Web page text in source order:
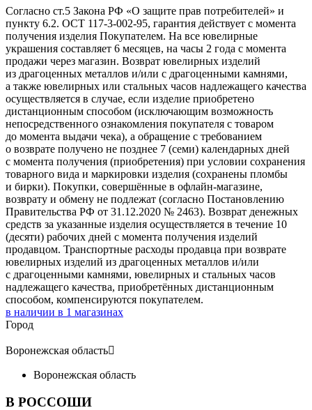
Согласно ст.5 Закона РФ «О защите прав потребителей» и
пункту 6.2. ОСТ 117-3-002-95, гарантия действует с момента
получения изделия Покупателем. На все ювелирные
украшения составляет 6 месяцев, на часы 2 года с момента
продажи через магазин. Возврат ювелирных изделий
из драгоценных металлов и/или с драгоценными камнями,
а также ювелирных или стальных часов надлежащего качества
осуществляется в случае, если изделие приобретено
дистанционным способом (исключающим возможность
непосредственного ознакомления покупателя с товаром
до момента выдачи чека), а обращение с требованием
о возврате получено не позднее 7 (семи) календарных дней
с момента получения (приобретения) при условии сохранения
товарного вида и маркировки изделия (сохранены пломбы
и бирки). Покупки, совершённые в офлайн-магазине,
возврату и обмену не подлежат (согласно Постановлению
Правительства РФ от 31.12.2020 № 2463). Возврат денежных
средств за указанные изделия осуществляется в течение 10
(десяти) рабочих дней с момента получения изделий
продавцом. Транспортные расходы продавца при возврате
ювелирных изделий из драгоценных металлов и/или
с драгоценными камнями, ювелирных и стальных часов
надлежащего качества, приобретённых дистанционным
способом, компенсируются покупателем.
в наличии в 1 магазинах
Город
Воронежская область
Воронежская область
В РОССОШИ